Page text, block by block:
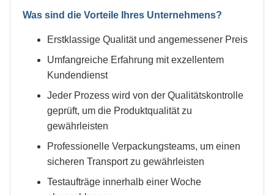
Was sind die Vorteile Ihres Unternehmens?
Erstklassige Qualität und angemessener Preis
Umfangreiche Erfahrung mit exzellentem
Kundendienst
Jeder Prozess wird von der Qualitätskontrolle
geprüft, um die Produktqualität zu
gewährleisten
Professionelle Verpackungsteams, um einen
sicheren Transport zu gewährleisten
Testaufträge innerhalb einer Woche